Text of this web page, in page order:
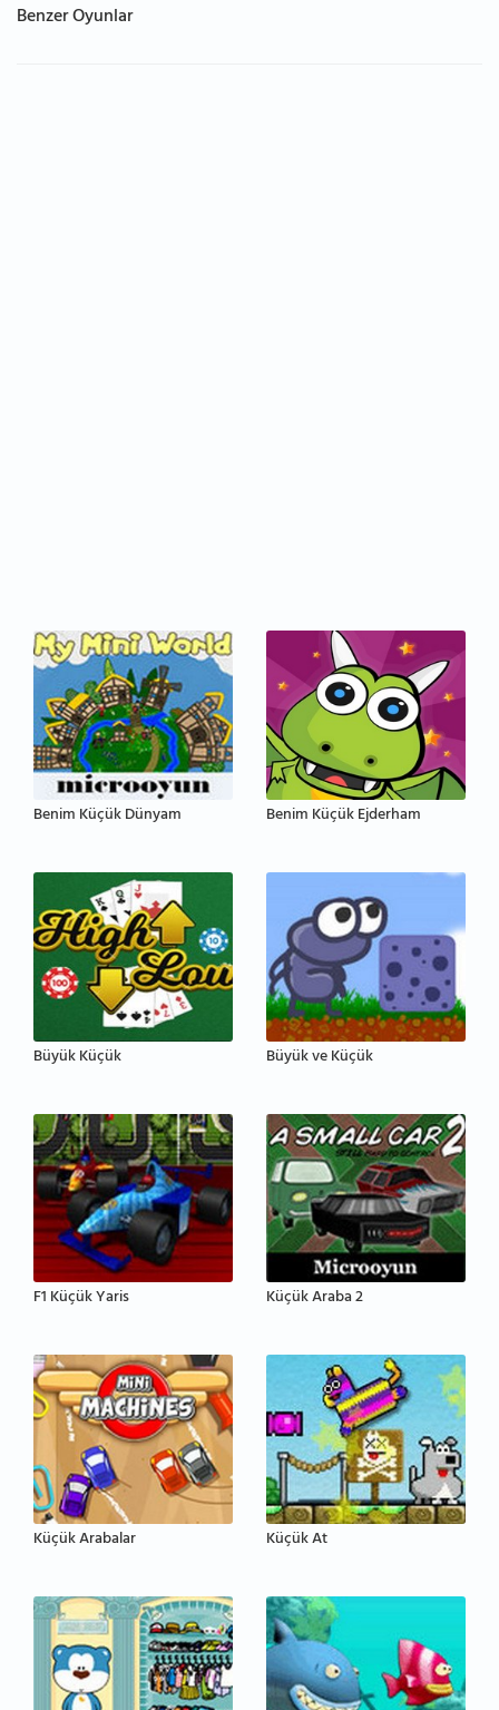
Benzer Oyunlar
Benim Küçük Dünyam Benim Küçük Ejderham
Büyük Küçük Büyük ve Küçük
F1 Küçük Yaris Küçük Araba 2
Küçük Arabalar Küçük At